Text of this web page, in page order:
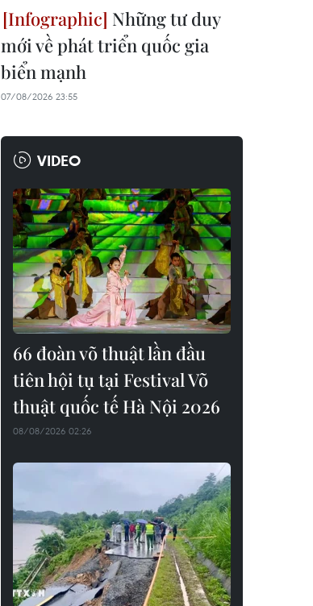
Những tư duy
mới về phát triển quốc gia
biển mạnh
07/08/2026 23:55
VIDEO
66 đoàn võ thuật lần đầu
tiên hội tụ tại Festival Võ
thuật quốc tế Hà Nội 2026
08/08/2026 02:26